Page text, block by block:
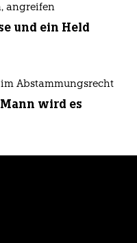
angreifen
und ein Held
Abstammungsrecht
wird es